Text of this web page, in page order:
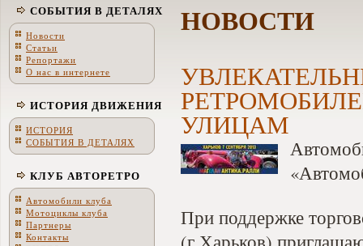
СОБЫТИЯ В ДЕТАЛЯХ
Новости
Статьи
Репортажи
О нас в интернете
ИСТОРИЯ ДВИЖЕНИЯ
ИСТОРИЯ
СОБЫТИЯ В ДЕТАЛЯХ
КЛУБ АВТОРЕТРО
Автомобили клуба
Мотоциклы клуба
Партнеры
Контакты
НОВОСТИ
УЛИЦАМ
При поддержке
(г.Харьков)